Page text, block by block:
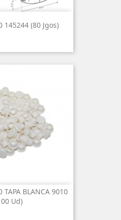
145244 (80 Jgos)
TAPA BLANCA 9010
Ud)